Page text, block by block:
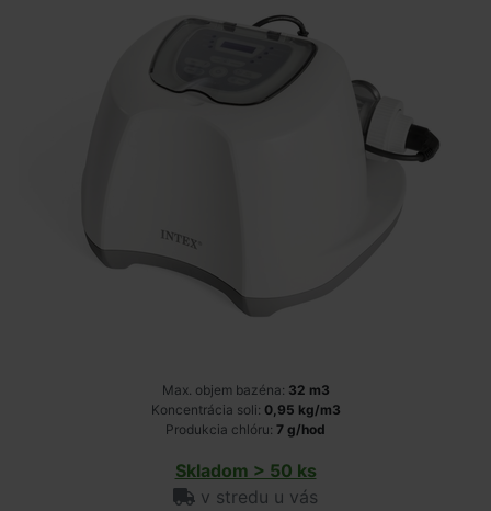
Max. objem bazéna: 32 m3
Koncentrácia soli: 0,95 kg/m3
Produkcia chlóru: 7 g/hod
Skladom > 50 ks
v stredu u vás